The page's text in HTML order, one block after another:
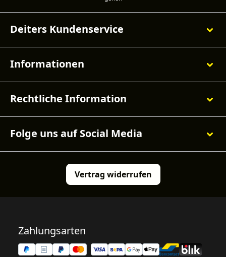
Deiters Kundenservice
Informationen
Rechtliche Information
Folge uns auf Social Media
Vertrag widerrufen
Zahlungsarten